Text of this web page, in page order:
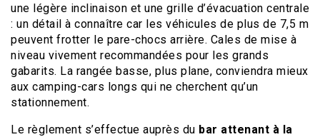
une légère inclinaison et une grille d’évacuation centrale
: un détail à connaître car les véhicules de plus de 7,5 m
peuvent frotter le pare-chocs arrière. Cales de mise à
niveau vivement recommandées pour les grands
gabarits. La rangée basse, plus plane, conviendra mieux
aux camping-cars longs qui ne cherchent qu’un
stationnement.
Le règlement s’effectue auprès du bar attenant à la